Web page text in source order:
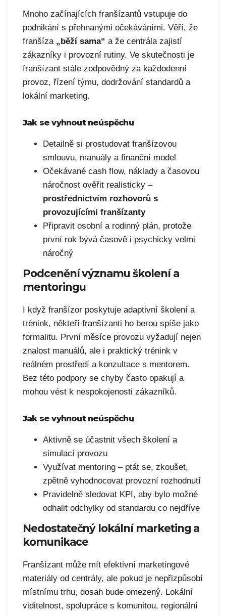
Mnoho začínajících franšízantů vstupuje do
podnikání s přehnanými očekáváními. Věří, že
franšíza „běží sama“ a že centrála zajistí
zákazníky i provozní rutiny. Ve skutečnosti je
franšízant stále zodpovědný za každodenní
provoz, řízení týmu, dodržování standardů a
lokální marketing.
Jak se vyhnout neúspěchu
Detailně si prostudovat franšízovou
smlouvu, manuály a finanční model
Očekávané cash flow, náklady a časovou
náročnost ověřit realisticky –
prostřednictvím rozhovorů s
provozujícími franšízanty
Připravit osobní a rodinný plán, protože
první rok bývá časově i psychicky velmi
náročný
Podcenění významu školení a
mentoringu
I když franšízor poskytuje adaptivní školení a
trénink, někteří franšízanti ho berou spíše jako
formalitu. První měsíce provozu vyžadují nejen
znalost manuálů, ale i praktický trénink v
reálném prostředí a konzultace s mentorem.
Bez této podpory se chyby často opakují a
mohou vést k nespokojenosti zákazníků.
Jak se vyhnout neúspěchu
Aktivně se účastnit všech školení a
simulací provozu
Využívat mentoring – ptát se, zkoušet,
zpětně vyhodnocovat provozní rozhodnutí
Pravidelně sledovat KPI, aby bylo možné
odhalit odchylky od standardu co nejdříve
Nedostatečný lokální marketing a
komunikace
Franšízant může mít efektivní marketingové
materiály od centrály, ale pokud je nepřizpůsobí
místnímu trhu, dosah bude omezený. Lokální
viditelnost, spolupráce s komunitou, regionální